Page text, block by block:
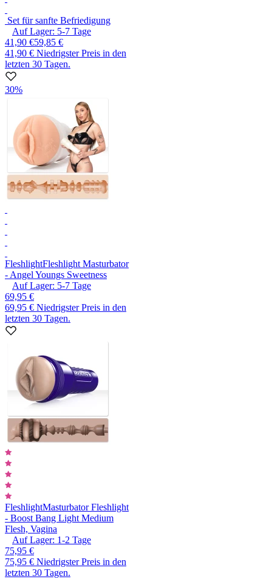
Set für sanfte Befriedigung
Auf Lager: 5-7 Tage
41,90 €59,85 €
41,90 € Niedrigster Preis in den
letzten 30 Tagen.
30%
FleshlightFleshlight Masturbator
- Angel Youngs Sweetness
Auf Lager: 5-7 Tage
69,95 €
69,95 € Niedrigster Preis in den
letzten 30 Tagen.
FleshlightMasturbator Fleshlight
- Boost Bang Light Medium
Flesh, Vagina
Auf Lager: 1-2 Tage
75,95 €
75,95 € Niedrigster Preis in den
letzten 30 Tagen.